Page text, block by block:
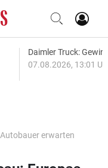
Daimler Truck:
07.08.2026, 13:01
erwarten